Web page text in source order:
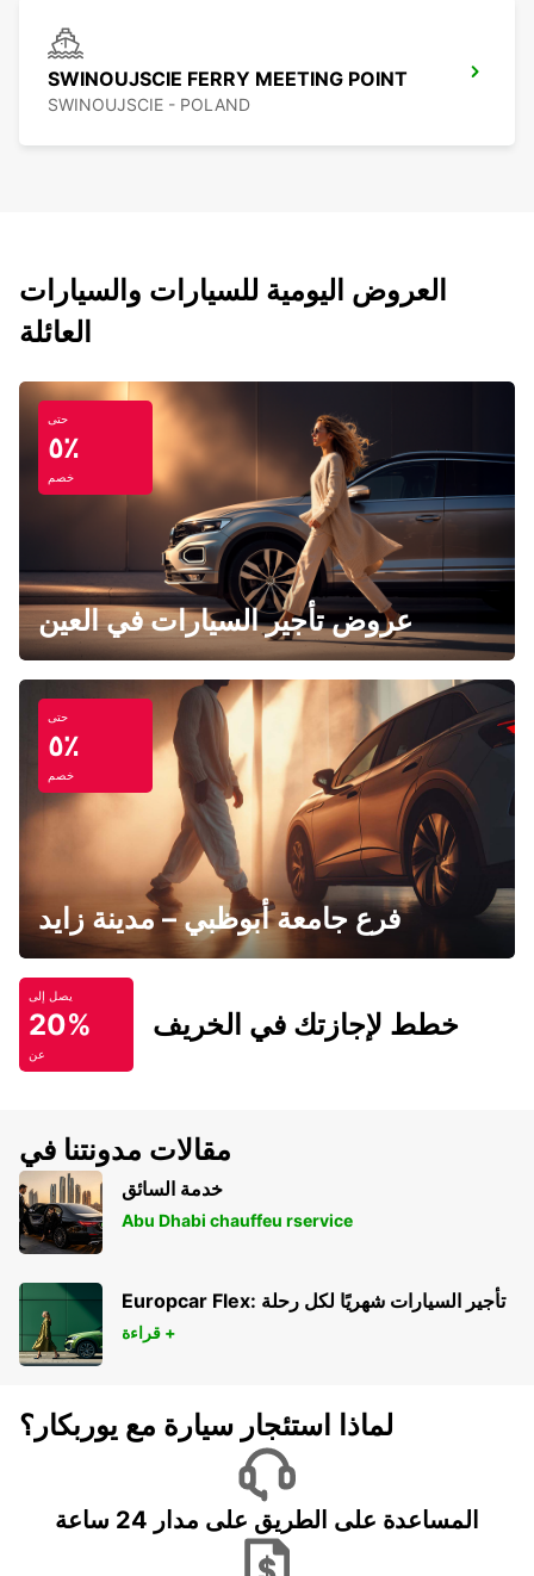
SWINOUJSCIE FERRY MEETING POINT
SWINOUJSCIE - POLAND
العروض اليومية للسيارات والسيارات
العائلة
حتى
٥٪
خصم
عروض تأجير السيارات في العين
حتى
٥٪
خصم
فرع جامعة أبوظبي – مدينة زايد
يصل إلى
20%
عن
خطط لإجازتك في الخريف
مقالات مدونتنا في
خدمة السائق
Abu Dhabi chauffeu rservice
Europcar Flex: تأجير السيارات شهريًا لكل رحلة
قراءة +
لماذا استئجار سيارة مع يوربكار؟
المساعدة على الطريق على مدار 24 ساعة